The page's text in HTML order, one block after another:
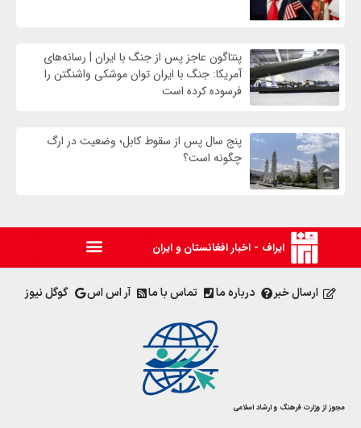
پنتاگون عاجز پس از جنگ با ایران | رسانه‌های
آمریکا: جنگ با ایران توان موشکی واشنگتن را
فرسوده کرده است
پنج سال پس از سقوط کابل؛ وضعیت در ارگ
چگونه است؟
ایراف - اخبار افغانستان و ایران
ارسال خبر درباره ما تماس با ما آر اس اس گوگل نیوز
مجوز از وزارت فرهنگ و ارشاد اسلامی